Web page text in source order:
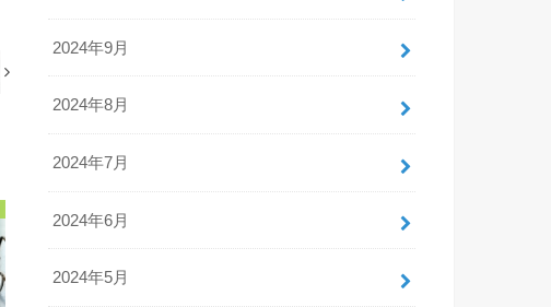
2024年9月
2024年8月
2024年7月
2024年6月
2024年5月